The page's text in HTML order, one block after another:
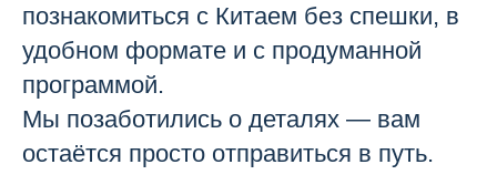
познакомиться с Китаем без спешки, в
удобном формате и с продуманной
программой.
Мы позаботились о деталях — вам
остаётся просто отправиться в путь.